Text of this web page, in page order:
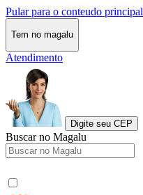
Pular para o conteudo principal
Tem no magalu
Atendimento
Digite seu CEP
Buscar no Magalu